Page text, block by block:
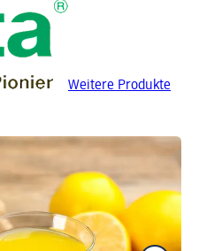
Weitere Produkte